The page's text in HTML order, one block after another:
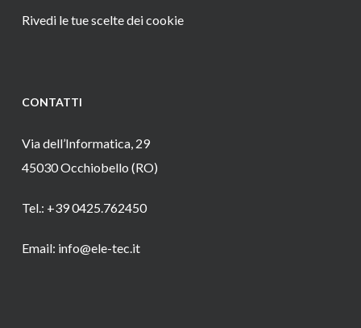
Rivedi le tue scelte dei cookie
CONTATTI
Via dell’Informatica, 29
45030 Occhiobello (RO)
Tel.: +39 0425.762450
Email: info@ele-tec.it